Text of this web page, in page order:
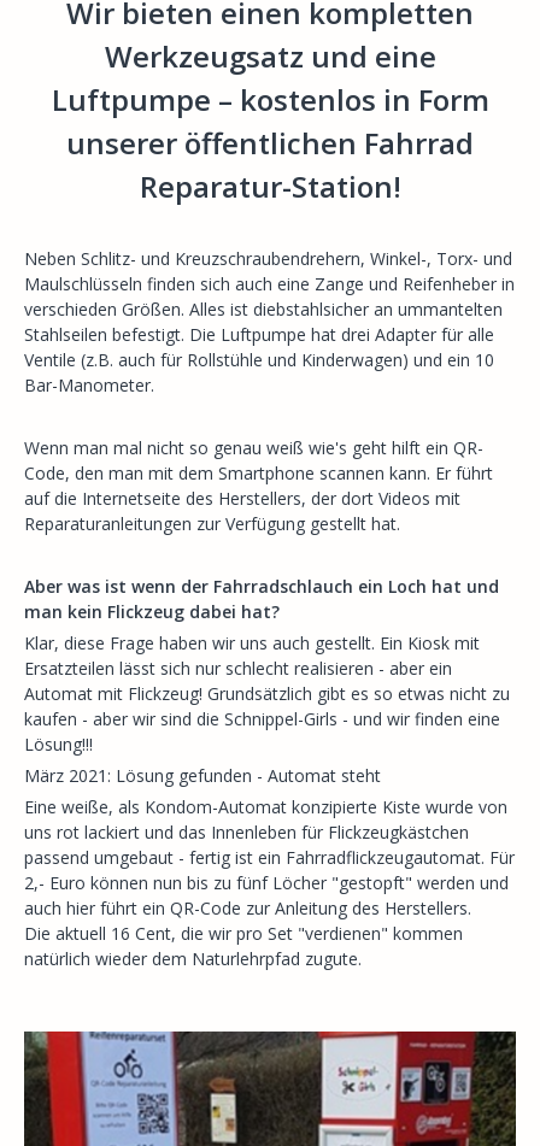
Wir bieten einen kompletten
Werkzeugsatz und eine
Luftpumpe – kostenlos in Form
unserer öffentlichen Fahrrad
Reparatur-Station!
Neben Schlitz- und Kreuzschraubendrehern, Winkel-, Torx- und
Maulschlüsseln finden sich auch eine Zange und Reifenheber in
verschieden Größen. Alles ist diebstahlsicher an ummantelten
Stahlseilen befestigt. Die Luftpumpe hat drei Adapter für alle
Ventile (z.B. auch für Rollstühle und Kinderwagen) und ein 10
Bar-Manometer.
Wenn man mal nicht so genau weiß wie's geht hilft ein QR-
Code, den man mit dem Smartphone scannen kann. Er führt
auf die Internetseite des Herstellers, der dort Videos mit
Reparaturanleitungen zur Verfügung gestellt hat.
Aber was ist wenn der Fahrradschlauch ein Loch hat und
man kein Flickzeug dabei hat?
Klar, diese Frage haben wir uns auch gestellt. Ein Kiosk mit
Ersatzteilen lässt sich nur schlecht realisieren - aber ein
Automat mit Flickzeug! Grundsätzlich gibt es so etwas nicht zu
kaufen - aber wir sind die Schnippel-Girls - und wir finden eine
Lösung!!!
März 2021: Lösung gefunden - Automat steht
Eine weiße, als Kondom-Automat konzipierte Kiste wurde von
uns rot lackiert und das Innenleben für Flickzeugkästchen
passend umgebaut - fertig ist ein Fahrradflickzeugautomat. Für
2,- Euro können nun bis zu fünf Löcher "gestopft" werden und
auch hier führt ein QR-Code zur Anleitung des Herstellers.
Die aktuell 16 Cent, die wir pro Set "verdienen" kommen
natürlich wieder dem Naturlehrpfad zugute.